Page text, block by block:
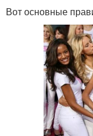
Вот основные